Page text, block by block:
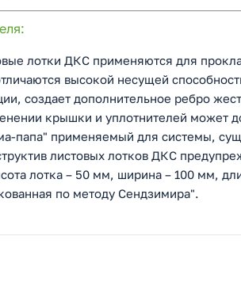
лотки ДКС применяются для
высокой несущей
создает дополнительное ребро
крышки и уплотнителей может
папа" применяемый для системы,
листовых лотков ДКС
лотка – 50 мм, ширина – 100 мм,
по методу Сендзимира".